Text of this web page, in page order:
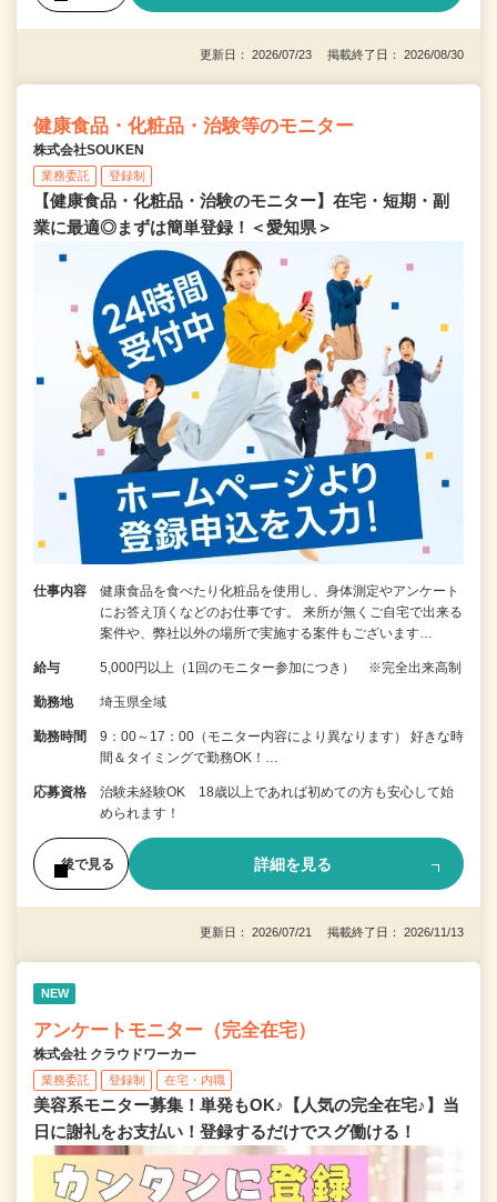
更新日： 2026/07/23 掲載終了日： 2026/08/30
健康食品・化粧品・治験等のモニター
株式会社SOUKEN
業務委託 登録制
【健康食品・化粧品・治験のモニター】在宅・短期・副
業に最適◎まずは簡単登録！＜愛知県＞
仕事内容
健康食品を食べたり化粧品を使用し、身体測定やアンケート
にお答え頂くなどのお仕事です。 来所が無くご自宅で出来る
案件や、弊社以外の場所で実施する案件もございます…
給与 5,000円以上（1回のモニター参加につき） ※完全出来高制
勤務地 埼玉県全域
勤務時間
9：00～17：00（モニター内容により異なります） 好きな時
間＆タイミングで勤務OK！…
応募資格
治験未経験OK 18歳以上であれば初めての方も安心して始
められます！
後で見る 詳細を見る
更新日： 2026/07/21 掲載終了日： 2026/11/13
NEW
アンケートモニター（完全在宅）
株式会社 クラウドワーカー
業務委託 登録制 在宅・内職
美容系モニター募集！単発もOK♪【人気の完全在宅♪】当
日に謝礼をお支払い！登録するだけでスグ働ける！